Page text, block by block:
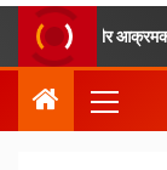
महापौर आक्रमक;